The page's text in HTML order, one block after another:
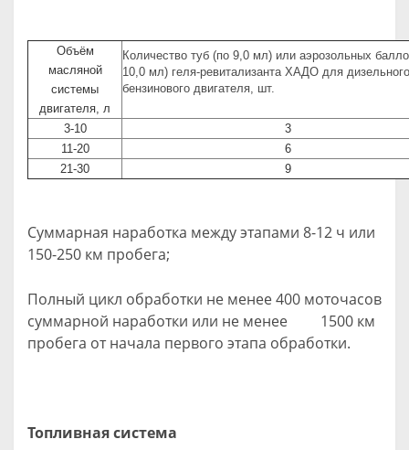
Объём
масляной
системы
двигателя, л
Количество туб (по 9,0 мл) или аэрозольных
10,0 мл) геля-ревитализанта ХАДО для
бензинового двигателя, шт.
3-10
3
11-20
6
21-30
9
Суммарная наработка между этапами 8-12 ч или
150-250 км пробега;
Полный цикл обработки не менее 400 моточасов
суммарной наработки или не менее 1500 км
пробега от начала первого этапа обработки.
Топливная система